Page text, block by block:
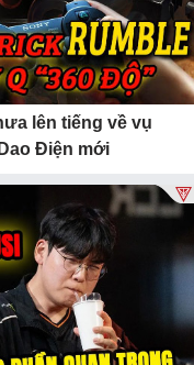
lên tiếng về vụ
Điện mới